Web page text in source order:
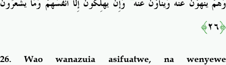
وَهُمْ يَنْهَوْنَ عَنْهُ وَيَنْأَوْنَ عَنْهُ وَإِن يُهْلِكُونَ إِلَّا أَنفُسَهُمْ وَمَا يَشْعُرُونَ
﴿٢٦﴾
26. Wao wanazuia asifuatwe, na wenyewe